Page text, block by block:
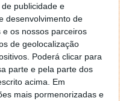
publicidade e
desenvolvimento de
os nossos parceiros
de geolocalização
Poderá clicar para
parte e pela parte dos
acima. Em
mais pormenorizadas e
primeiros auriculares
pioneiro da Apple
originais. Muitas
design, mas talvez o
os Buds3 seja o
os designs